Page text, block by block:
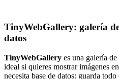
TinyWebGallery: galería
datos
TinyWebGallery es una galería
ideal si quieres mostrar imágenes
necesita base de datos: guarda